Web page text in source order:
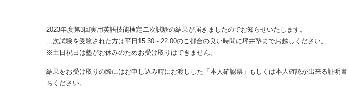
2023年度第3回実用英語技能検定二次試験の結果が届きましたのでお知らせいたします。
二次試験を受験された方は平日15:30～22:00のご都合の良い時間に坪井塾までお越しください。
※土日祝日は塾がお休みのためお受け取りはできません。
結果をお受け取りの際にはお申し込み時にお渡しした「本人確認票」もしくは本人確認が出来る証明
ちください。